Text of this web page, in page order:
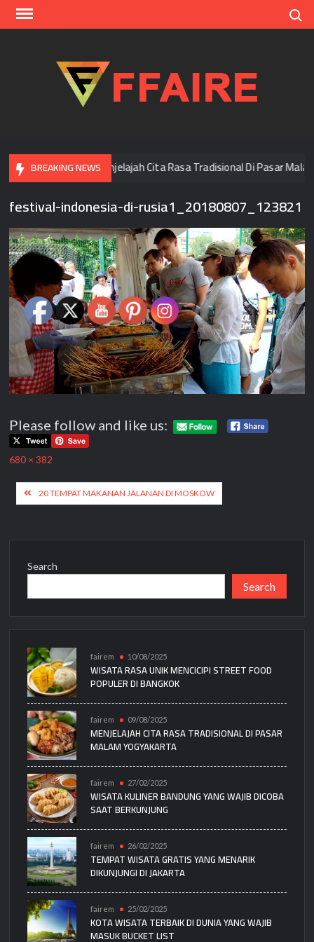
Skip
BREAKING NEWSMenjelajah Cita Rasa Tradisional Di Pasar Malam
festival-indonesia-di-rusia1_20180807_123821
Please follow and like us:
Full
680 × 382
Post
navigation
20 TEMPAT MAKANAN JALANAN DI MOSKOW
Search
Search
fairem 10/08/2025
WISATA RASA UNIK MENCICIPI STREET FOOD
POPULER DI BANGKOK
fairem 09/08/2025
MENJELAJAH CITA RASA TRADISIONAL DI PASAR
MALAM YOGYAKARTA
fairem 27/02/2025
WISATA KULINER BANDUNG YANG WAJIB DICOBA
SAAT BERKUNJUNG
fairem 26/02/2025
TEMPAT WISATA GRATIS YANG MENARIK
DIKUNJUNGI DI JAKARTA
fairem 25/02/2025
KOTA WISATA TERBAIK DI DUNIA YANG WAJIB
MASUK BUCKET LIST